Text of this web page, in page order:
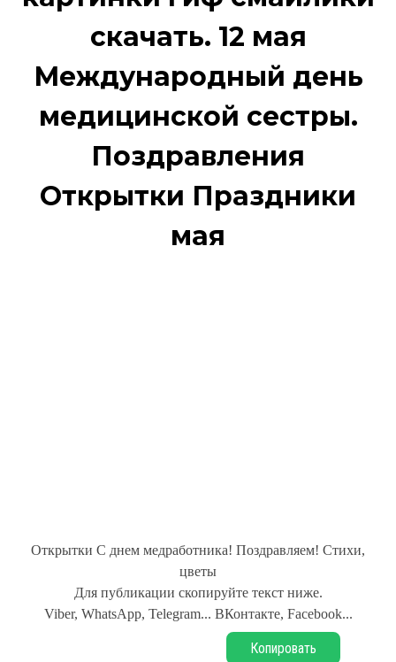
скачать. 12 мая
Международный день
медицинской сестры.
Поздравления
Открытки Праздники
мая
Открытки С днем медработника! Поздравляем! Стихи,
цветы
Для публикации скопируйте текст ниже.
Viber, WhatsApp, Telegram... ВКонтакте, Facebook...
Копировать